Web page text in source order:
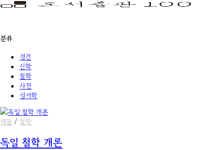
분류
경건
신학
철학
사전
성서학
책들 / 철학
독일 철학 개론